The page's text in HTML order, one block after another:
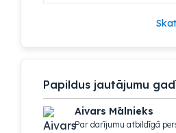
Papildus jautājumu
Aivars Mālnieks
Par darījumu atbildīgā